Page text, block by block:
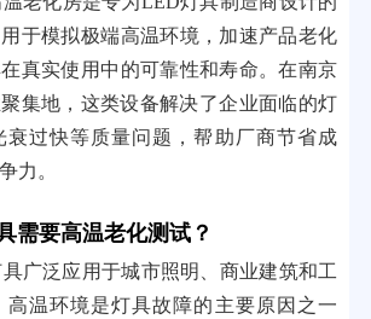
于模拟极端高温环境，加速产品老化
真实使用中的可靠性和寿命。在南京
集地，这类设备解决了企业面临的灯
衰过快等质量问题，帮助厂商节省成
力。
需要高温老化测试？
广泛应用于城市照明、商业建筑和工
高温环境是灯具故障的主要原因之一